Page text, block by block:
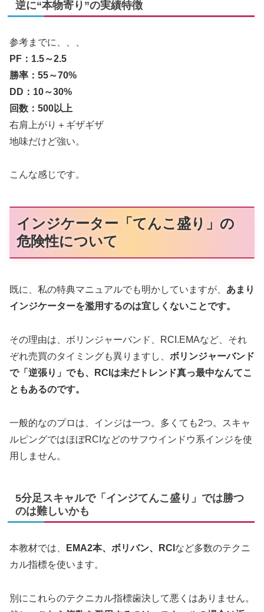
逆に“本物寄り”の実績特徴
参考までに、、、
PF：1.5～2.5
勝率：55～70%
DD：10～30%
回数：500以上
右肩上がり＋ギザギザ
地味だけど強い。
こんな感じです。
インジケーター「てんこ盛り」の
危険性について
既に、私の特典マニュアルでも明かしていますが、 あまり
インジケーターを濫用するのは宜しくないことです。
その理由は、ボリンジャーバンド、RCI.EMAなど、それ
ぞれ売買のタイミングも異りますし、 ボリンジャーバンド
で「逆張り」でも、RCIは未だトレンド真っ最中なんてこ
ともあるのです。
一般的なのプロは、インジは一つ。多くても2つ。スキャ
ルピングではほぼRCIなどのサフウインドウ系インジを使
用しません。
5分足スキャルで「インジてんこ盛り」では勝つ
のは難しいかも
本教材では、 EMA2本、ボリバン、RCI など多数のテクニ
カル指標を使います。
別にこれらのテクニカル指標歯決して悪くはありません。